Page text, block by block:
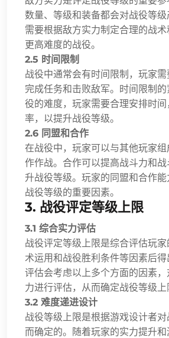
数量、等级和装备都会对战役等
需要根据敌方实力制定合理的战
更高难度的战役。
2.5 时间限制
战役中通常会有时间限制，玩家
完成任务和击败敌军。时间限制
役的难度，玩家需要合理安排时
率，以提升战役等级。
2.6 同盟和合作
在战役中，玩家可以与其他玩家
作作战。合作可以提高战斗力和
升战役等级。玩家的同盟和合作
战役等级的重要因素。
3. 战役评定等级上限
3.1 综合实力评估
战役评定等级上限是综合评估玩
术运用和战役胜利条件等因素后
评估会考虑以上多个方面的因素
力进行评估，从而确定战役等级上
3.2 难度递进设计
战役等级上限是根据游戏设计者
而确定的。随着玩家的实力提升